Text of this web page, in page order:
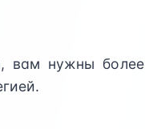
вам нужны более